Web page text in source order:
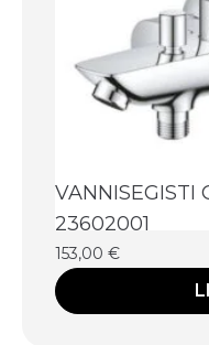
VANNISEGISTI
23602001
153,00 €